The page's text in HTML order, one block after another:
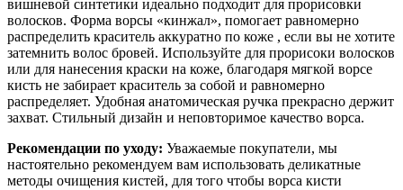
вишневой синтетики идеально подходит для прорисовки
волосков. Форма ворсы «кинжал», помогает равномерно
распределить краситель аккуратно по коже , если вы не хотите
затемнить волос бровей. Используйте для прорисоки волосков
или для нанесения краски на коже, благодаря мягкой ворсе
кисть не забирает краситель за собой и равномерно
распределяет. Удобная анатомическая ручка прекрасно держит
захват. Стильный дизайн и неповторимое качество ворса.
Рекомендации по уходу: Уважаемые покупатели, мы
настоятельно рекомендуем вам использовать деликатные
методы очищения кистей, для того чтобы ворса кисти